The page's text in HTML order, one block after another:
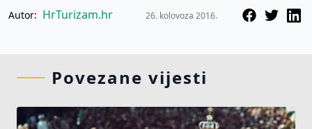
Autor: HrTurizam.hr 26. kolovoza 2016.
Povezane vijesti